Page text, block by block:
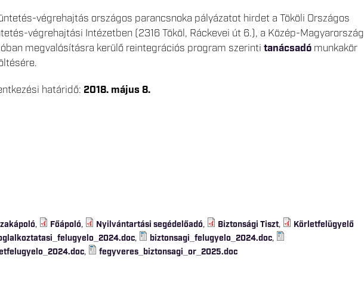
végrehajtás országos parancsnoka pályázatot hirdet a Tököli Országos
végrehajtási Intézetben (2316 Tököl, Ráckevei út 6.), a Közép-Magyarország
megvalósításra kerülő reintegrációs program szerinti tanácsadó munkakör
határidő: 2018. május 8.
, Főápoló, Nyilvántartási segédelőadó, Biztonsági Tiszt,
Körletfelügyelő
, biztonsagi_felugyelo_2024.doc,
, fegyveres_biztonsagi_or_2025.doc